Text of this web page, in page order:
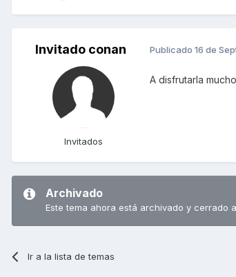
Invitado conan
Invitados
Publicado 16 de
A disfrutarla mucho
Archivado
Este tema ahora está archivado y cerrado
Ir a la lista de temas